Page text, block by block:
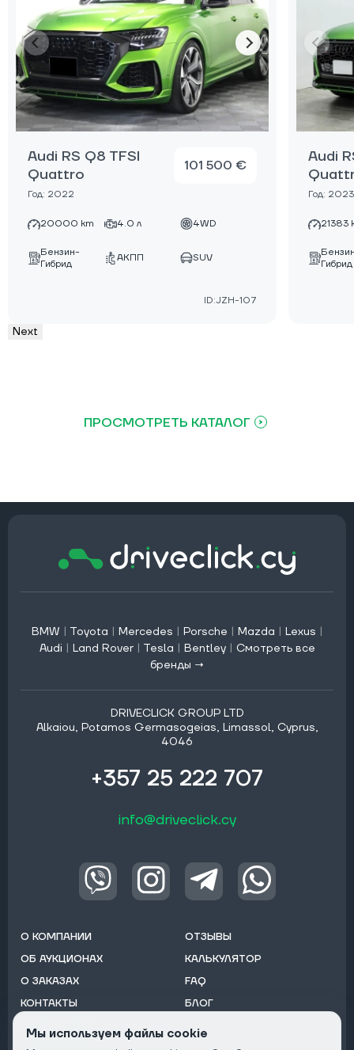
Audi RS Q8 TFSI
Quattro
Год: 2022
101 500 €
20000 km 4.0 л 4WD
Бензин-
Гибрид
АКПП SUV
ID:JZH-107
Audi
Год: 2023
21383
Гибрид
Next
ПРОСМОТРЕТЬ КАТАЛОГ
BMW | Toyota | Mercedes | Porsche | Mazda | Lexus |
Audi | Land Rover | Tesla | Bentley | Смотреть все
бренды →
DRIVECLICK GROUP LTD
Alkaiou, Potamos Germasogeias, Limassol, Cyprus,
4046
+357 25 222 707
info@driveclick.cy
О КОМПАНИИ
ОБ АУКЦИОНАХ
О ЗАКАЗАХ
КОНТАКТЫ
ОТЗЫВЫ
КАЛЬКУЛЯТОР
FAQ
БЛОГ
Мы используем файлы cookie